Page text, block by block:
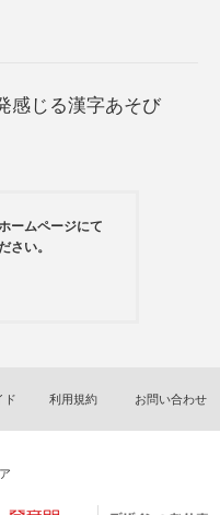
感じる漢字あそび
ームページにて
さい。
ド 利用規約 お問い合わせ